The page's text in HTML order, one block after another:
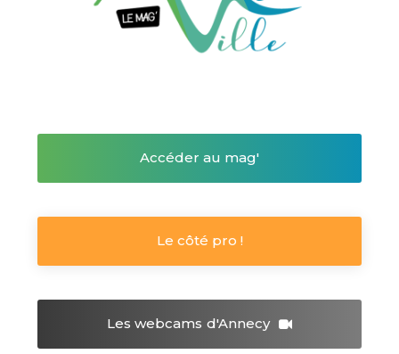
Accéder au mag'
Le côté pro !
Les webcams d'Annecy